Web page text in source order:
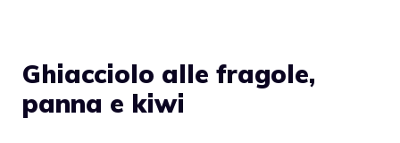
Ghiacciolo alle fragole,
panna e kiwi